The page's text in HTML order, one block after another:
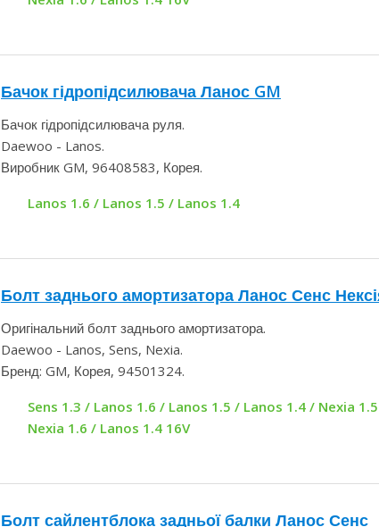
Бачок гідропідсилювача руля.
Daewoo - Lanos.
GM
Оригінальний болт заднього амортизатора.
Бренд: GM, Корея, 94501324.